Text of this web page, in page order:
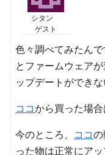
シタン
ゲスト
色々調べてみたん
とファームウェア
ップデートができな
ココから買った場合
今のところ、 ココ
った物は正常にア